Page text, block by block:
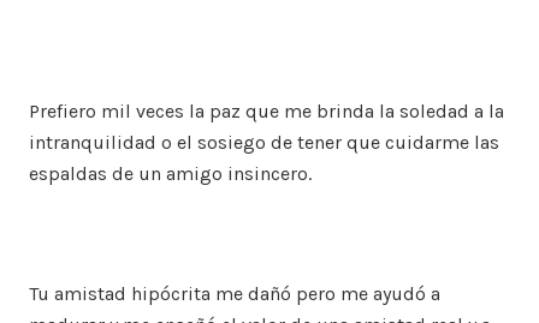
Prefiero mil veces la paz que me brinda la soledad a la
intranquilidad o el sosiego de tener que cuidarme las
espaldas de un amigo insincero.
Tu amistad hipócrita me dañó pero me ayudó a